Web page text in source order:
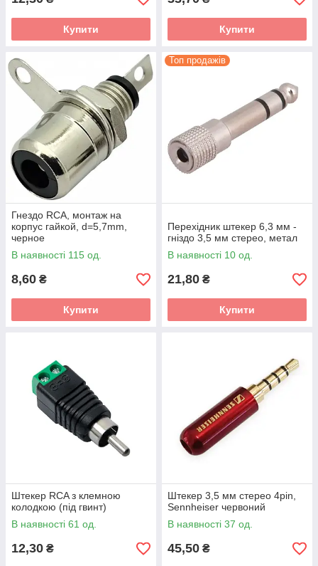
Купити Купити
Гнездо RCA, монтаж на
корпус гайкой, d=5,7mm,
черное
В наявності 115 од.
8,60 ₴
Купити
Топ продажів
Перехідник штекер 6,3 мм -
гніздо 3,5 мм стерео, метал
В наявності 10 од.
21,80 ₴
Купити
Штекер RCA з клемною
колодкою (під гвинт)
В наявності 61 од.
12,30 ₴
Штекер 3,5 мм стерео 4pin,
Sennheiser червоний
В наявності 37 од.
45,50 ₴